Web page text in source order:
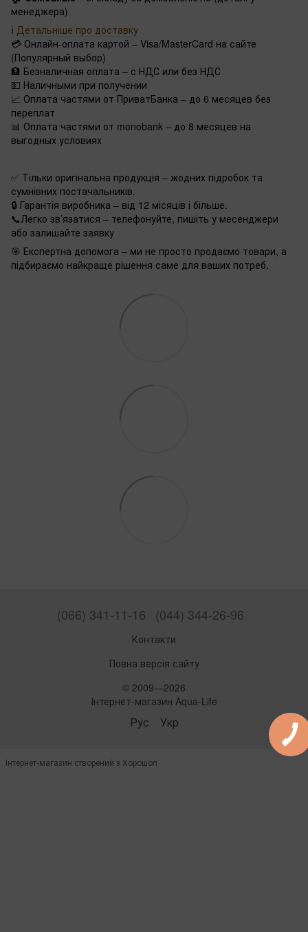
менеджера)
ℹ️ Детальніше про доставку
💳 Онлайн-оплата картой – Visa/MasterCard на сайте
(Популярный выбор)
🏦 Безналичная оплата – с НДС или без НДС
💵 Наличными при получении
📈 Оплата частями от ПриватБанка – до 6 месяцев без
переплат
📊 Оплата частями от monobank – до 8 месяцев на
выгодных условиях
✅ Тільки оригінальна продукція – жодних підробок та
сумнівних постачальників.
🔒 Гарантія виробника – від 12 місяців і більше.
📞Легко зв’язатися – телефонуйте, пишіть у месенджери
або залишайте заявку
🎯 Експертна допомога – ми не просто продаємо товари, а
підбираємо найкраще рішення саме для ваших потреб.
(066) 341-11-16 (044) 344-26-96
Контакти
Повна версія сайту
© 2009—2026
Інтернет-магазин Aqua-Life
Рус Укр
Інтернет-магазин створений з Хорошоп